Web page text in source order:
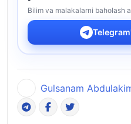
Bilim va malakalarni baholash
Gulsanam